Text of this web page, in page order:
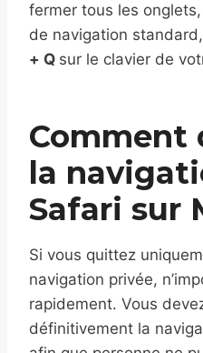
fermer tous les
de navigation
+ Q sur le clavier de
Comment
la
Safari sur
Si vous quittez
navigation privée,
rapidement. Vous
définitivement la